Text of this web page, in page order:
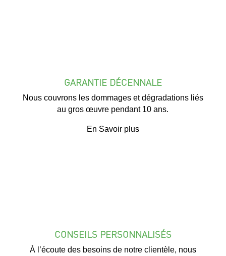
GARANTIE DÉCENNALE
Nous couvrons les dommages et dégradations liés
au gros œuvre pendant 10 ans.
En Savoir plus
CONSEILS PERSONNALISÉS
À l’écoute des besoins de notre clientèle, nous